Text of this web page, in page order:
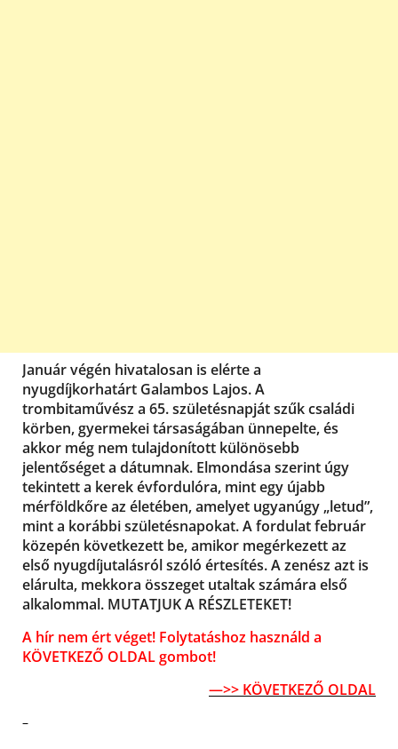
Január végén hivatalosan is elérte a
nyugdíjkorhatárt Galambos Lajos. A
trombitaművész a 65. születésnapját szűk családi
körben, gyermekei társaságában ünnepelte, és
akkor még nem tulajdonított különösebb
jelentőséget a dátumnak. Elmondása szerint úgy
tekintett a kerek évfordulóra, mint egy újabb
mérföldkőre az életében, amelyet ugyanúgy „letud”,
mint a korábbi születésnapokat. A fordulat február
közepén következett be, amikor megérkezett az
első nyugdíjutalásról szóló értesítés. A zenész azt is
elárulta, mekkora összeget utaltak számára első
alkalommal. MUTATJUK A RÉSZLETEKET!
A hír nem ért véget! Folytatáshoz használd a
KÖVETKEZŐ OLDAL gombot!
—>> KÖVETKEZŐ OLDAL
–